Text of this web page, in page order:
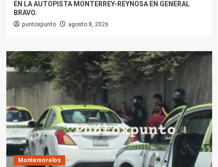
EN LA AUTOPISTA MONTERREY-REYNOSA EN GENERAL
BRAVO.
puntoxpunto agosto 8, 2026
Montemorelos